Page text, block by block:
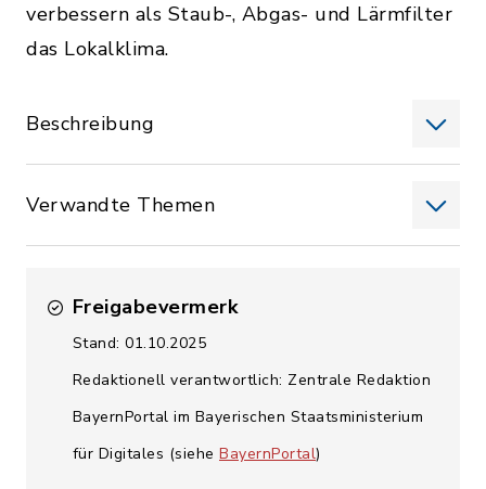
verbessern als Staub-, Abgas- und Lärmfilter
das Lokalklima.
Beschreibung
Verwandte Themen
Freigabevermerk
Stand: 01.10.2025
Redaktionell verantwortlich: Zentrale Redaktion
BayernPortal im Bayerischen Staatsministerium
für Digitales (siehe BayernPortal)